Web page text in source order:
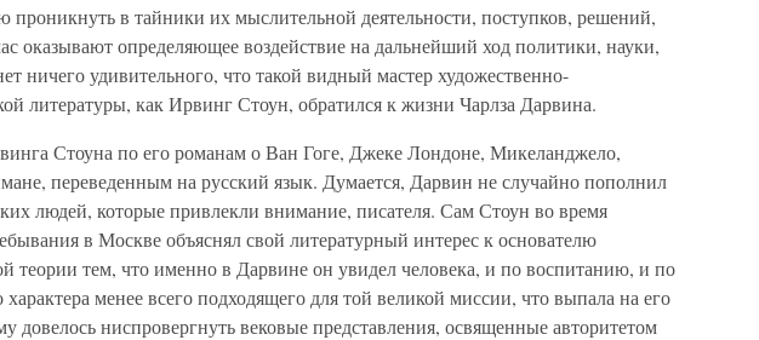
проникнуть в тайники их мыслительной деятельности, поступков, решений,
оказывают определяющее воздействие на дальнейший ход политики, науки,
ничего удивительного, что такой видный мастер художественно-
литературы, как Ирвинг Стоун, обратился к жизни Чарлза Дарвина.
Стоуна по его романам о Ван Гоге, Джеке Лондоне, Микеланджело,
переведенным на русский язык. Думается, Дарвин не случайно пополнил
людей, которые привлекли внимание, писателя. Сам Стоун во время
в Москве объяснял свой литературный интерес к основателю
теории тем, что именно в Дарвине он увидел человека, и по воспитанию, и по
характера менее всего подходящего для той великой миссии, что выпала на его
довелось ниспровергнуть вековые представления, освященные авторитетом